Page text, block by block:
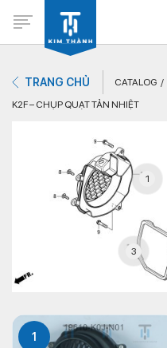
Không có sản
TRANG CHỦ CATALOG
K2F – CHỤP QUẠT TẢN NHIỆT
1
3
1